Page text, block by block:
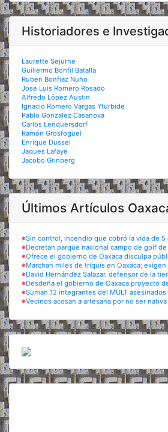
Historiadores e
Laurette Sejurne
Guillermo Bonfil Batalla
Ruben Bonfiaz Nuño
Jose Luis Romero Rosado
Alfredo López Austin
Ignacio Romero Vargas Yturbide
Pablo Gonzalez Casanova
Carlos Lenquersdorf
Ramón Grosfoguel
Enrique Dussel
Jaques Lafaye
Jacobo Grinberg
Últimos Artículos
※Sin control, incendio que cobró la vida de 5
※Decretan parque nacional campo de golf de
※Ofrece el gobierno de Oaxaca disculpa
※Marchan miles de triquis en Oaxaca;
※David Hernández Salazar, defensor de la
※Desdeña el gobierno de Oaxaca proyecto
※Suman 12 integrantes del MULT
※Vecinos acosan a artesana por no ser